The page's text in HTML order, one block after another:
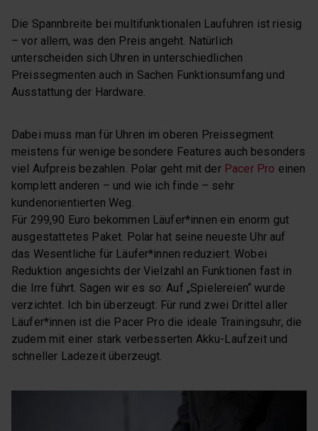
Die Spannbreite bei multifunktionalen Laufuhren ist riesig
– vor allem, was den Preis angeht. Natürlich
unterscheiden sich Uhren in unterschiedlichen
Preissegmenten auch in Sachen Funktionsumfang und
Ausstattung der Hardware.
Dabei muss man für Uhren im oberen Preissegment
meistens für wenige besondere Features auch besonders
viel Aufpreis bezahlen. Polar geht mit der Pacer Pro einen
komplett anderen – und wie ich finde – sehr
kundenorientierten Weg.
Für 299,90 Euro bekommen Läufer*innen ein enorm gut
ausgestattetes Paket. Polar hat seine neueste Uhr auf
das Wesentliche für Läufer*innen reduziert. Wobei
Reduktion angesichts der Vielzahl an Funktionen fast in
die Irre führt. Sagen wir es so: Auf „Spielereien“ wurde
verzichtet. Ich bin überzeugt: Für rund zwei Drittel aller
Läufer*innen ist die Pacer Pro die ideale Trainingsuhr, die
zudem mit einer stark verbesserten Akku-Laufzeit und
schneller Ladezeit überzeugt.